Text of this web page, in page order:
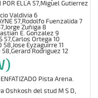
ELLA 57,Miguel Gutierrez
Valdivia 6
57,Rodolfo Fuenzalida 7
Zuñiga 8
E. Gonzalez 9
57,Carlos Ortega 10
58,Jose Eyzaguirre 11
58,Gerard Rodriguez 12
Pista Arena.
Oshkosh del stud M S D,